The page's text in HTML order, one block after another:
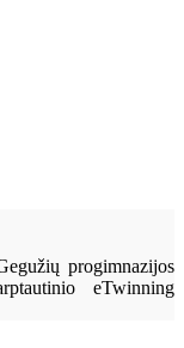
progimnazijos
eTwinning